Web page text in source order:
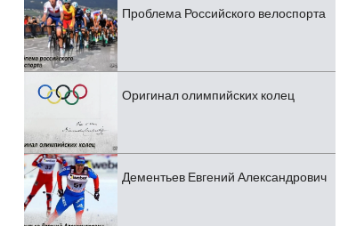
Проблема Российского велоспорта
Оригинал олимпийских колец
Дементьев Евгений Александрович